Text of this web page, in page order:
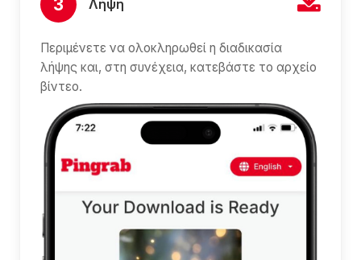
3 Λήψη
Περιμένετε να ολοκληρωθεί η διαδικασία
λήψης και, στη συνέχεια, κατεβάστε το αρχείο
βίντεο.